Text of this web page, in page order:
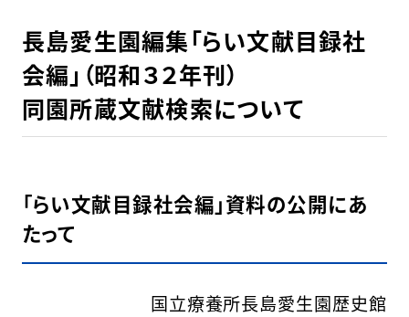
長島愛生園編集「らい文献目録社
会編」（昭和３２年刊）
同園所蔵文献検索について
「らい文献目録社会編」資料の公開にあ
たって
国立療養所長島愛生園歴史館